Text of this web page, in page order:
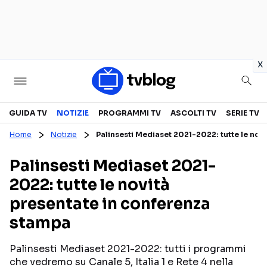
x
Televisione
CANALI TV
PROGRAMMI TV
PERSONAGGI TV
SERIE TV
REALITY SHOW
FICTION
Streaming
GUIDA TV NOTIZIE PROGRAMMI TV ASCOLTI TV SERIE TV
Home Notizie Palinsesti Mediaset 2021-2022: tutte le
Palinsesti Mediaset 2021-
2022: tutte le novità
presentate in conferenza
stampa
Palinsesti Mediaset 2021-2022: tutti i programmi
che vedremo su Canale 5, Italia 1 e Rete 4 nella